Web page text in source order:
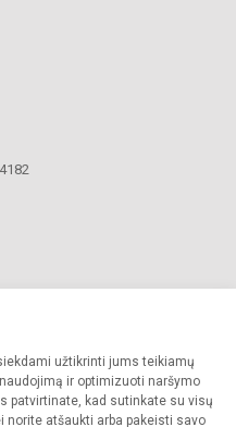
užtikrinti jums teikiamų
ir optimizuoti naršymo
patvirtinate, kad sutinkate su visų
norite atšaukti arba pakeisti savo
mokyklos administracijos
Slapukų valdymas